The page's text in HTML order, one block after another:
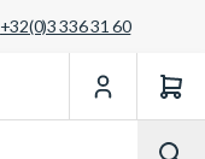
+32(0)3 336 31 60